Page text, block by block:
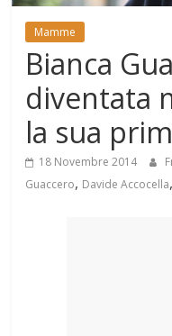
Mondo
Mamme
Bianca
diventata
la sua
18 Novembre 2014
Guaccero, Davide Accocella,